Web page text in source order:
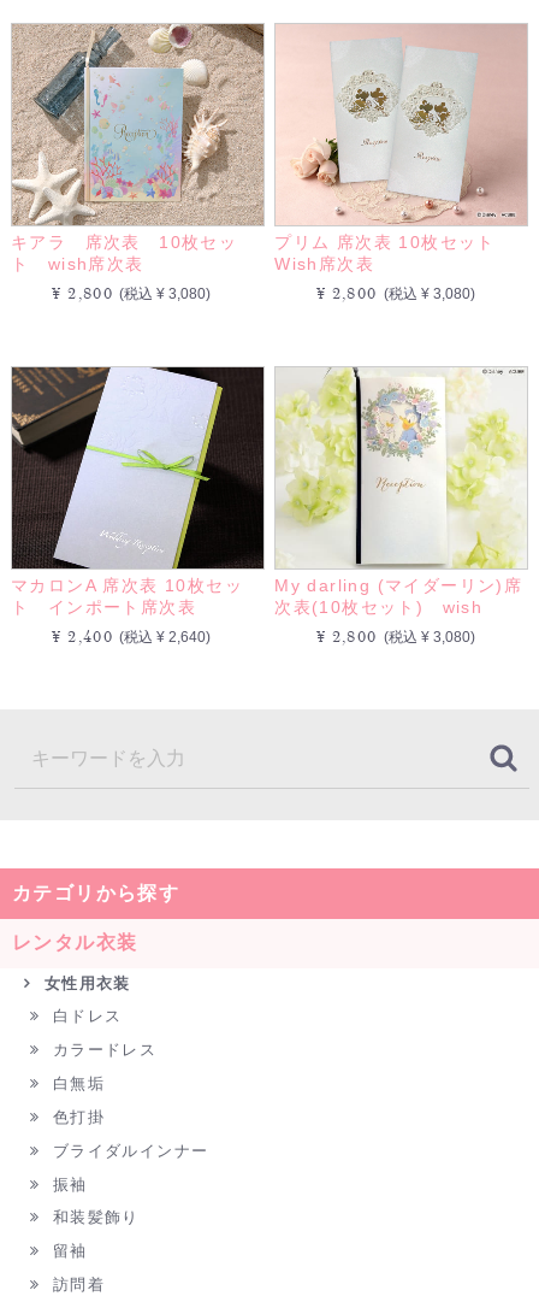
キアラ 席次表 10枚セッ
ト wish席次表
¥ 2,800 (税込 ¥ 3,080)
プリム 席次表 10枚セット
Wish席次表
¥ 2,800 (税込 ¥ 3,080)
マカロンA 席次表 10枚セッ
ト インポート席次表
¥ 2,400 (税込 ¥ 2,640)
My darling (マイダーリン)席
次表(10枚セット) wish
¥ 2,800 (税込 ¥ 3,080)
カテゴリから探す
レンタル衣装
女性用衣装
白ドレス
カラードレス
白無垢
色打掛
ブライダルインナー
振袖
和装髪飾り
留袖
訪問着